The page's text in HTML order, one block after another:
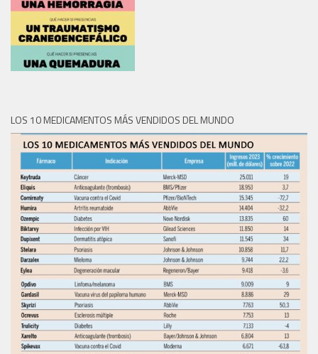
LOS 10 MEDICAMENTOS MÁS VENDIDOS DEL MUNDO